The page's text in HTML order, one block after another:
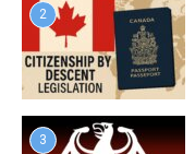
2
3